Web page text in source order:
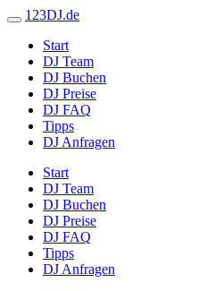
123DJ.de
Start
DJ Team
DJ Buchen
DJ Preise
DJ FAQ
Tipps
DJ Anfragen
Start
DJ Team
DJ Buchen
DJ Preise
DJ FAQ
Tipps
DJ Anfragen